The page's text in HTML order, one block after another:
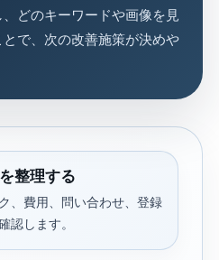
どのキーワードや画像を見
で、次の改善施策が決めや
整理する
、費用、問い合わせ、登録
認します。